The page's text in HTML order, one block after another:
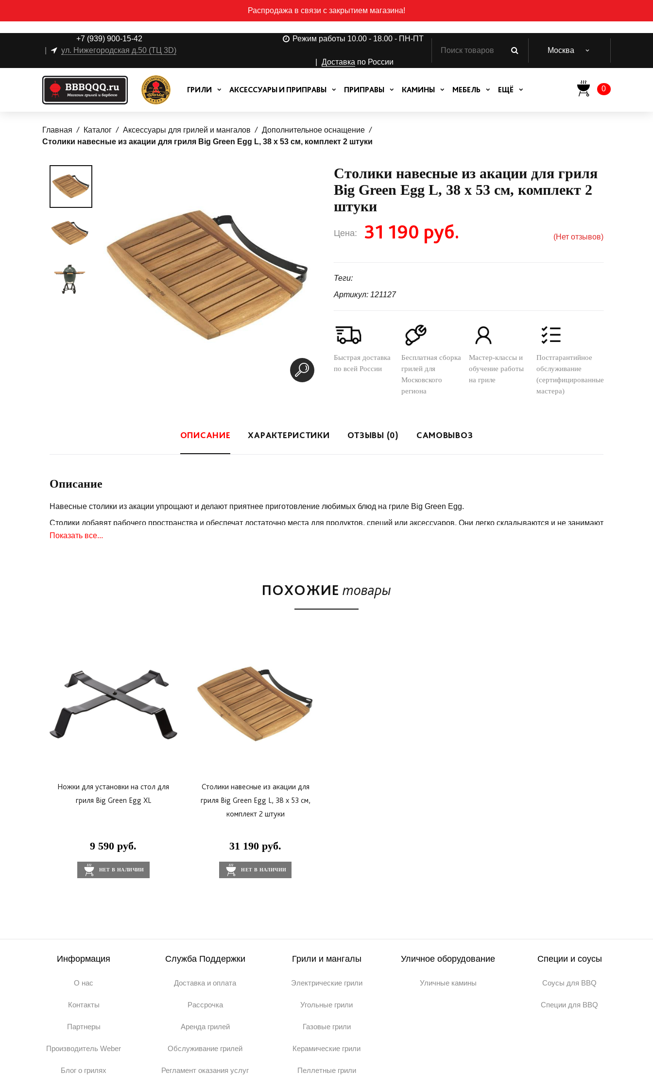
Распродажа в связи с закрытием магазина!
+7 (939) 900-15-42
ул. Нижегородская д.50 (ТЦ 3D)
Режим работы 10.00 - 18.00 - ПН-ПТ
Доставка по России
Москва
0
ГРИЛИ АКСЕССУАРЫ И ПРИПРАВЫ ПРИПРАВЫ КАМИНЫ МЕБЕЛЬ ЕЩЁ
Главная Каталог Аксессуары для грилей и мангалов
Дополнительное оснащение
Столики навесные из акации для гриля Big Green Egg L, 38 х 53 см, комплект 2 штуки
Столики навесные из акации для гриля
Big Green Egg L, 38 х 53 см, комплект 2
штуки
Цена: 31 190 руб. (Нет отзывов)
Теги:
Артикул: 121127
Быстрая доставка
по всей России
Бесплатная сборка
грилей для
Московского
региона
Мастер-классы и
обучение работы
на гриле
Постгарантийное
обслуживание
(сертифицированные
мастера)
ОПИСАНИЕ ХАРАКТЕРИСТИКИ ОТЗЫВЫ (0) САМОВЫВОЗ
Описание
Навесные столики из акации упрощают и делают приятнее приготовление любимых блюд на гриле Big Green Egg.
Столики добавят рабочего пространства и обеспечат достаточно места для продуктов, специй или аксессуаров. Они легко складываются и не занимают
много места. Это позволяет накрывать гриль чехлом.
Показать все...
ПОХОЖИЕ товары
Ножки для установки на стол для
гриля Big Green Egg XL
9 590 руб.
НЕТ В НАЛИЧИИ
Столики навесные из акации для
гриля Big Green Egg L, 38 х 53 см,
комплект 2 штуки
31 190 руб.
НЕТ В НАЛИЧИИ
Информация
О нас
Контакты
Партнеры
Производитель Weber
Блог о грилях
Служба Поддержки
Доставка и оплата
Рассрочка
Аренда грилей
Обслуживание грилей
Регламент оказания услуг
Грили и мангалы
Электрические грили
Угольные грили
Газовые грили
Керамические грили
Пеллетные грили
Уличное оборудование
Уличные камины
Специи и соусы
Соусы для BBQ
Специи для BBQ